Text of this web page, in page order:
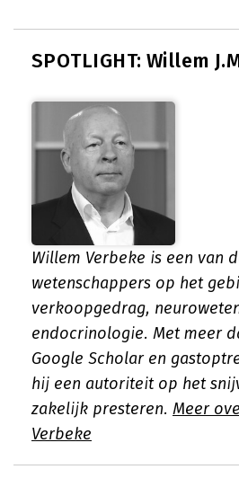
SPOTLIGHT: Willem
Willem Verbeke is een van
wetenschappers op het
verkoopgedrag,
endocrinologie. Met meer
Google Scholar en
hij een autoriteit op het
zakelijk presteren. Meer
Verbeke